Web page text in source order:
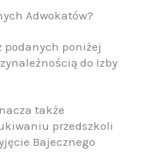
Adwokatów?
podanych poniżej
do Izby
także
przedszkoli
Bajecznego